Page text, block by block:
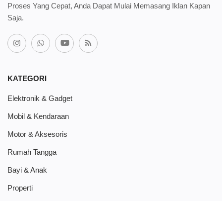
Proses Yang Cepat, Anda Dapat Mulai Memasang Iklan Kapan
Saja.
KATEGORI
Elektronik & Gadget
Mobil & Kendaraan
Motor & Aksesoris
Rumah Tangga
Bayi & Anak
Properti